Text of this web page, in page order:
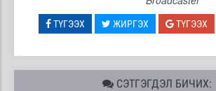
ТҮГЭЭХ ЖИРГЭХ ТҮГЭЭХ
СЭТГЭГДЭЛ БИЧИХ: